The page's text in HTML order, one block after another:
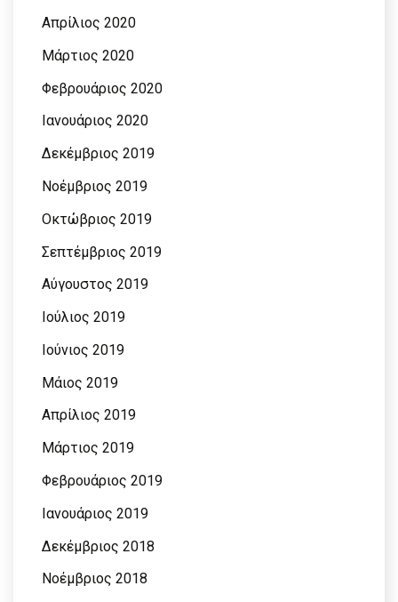
Απρίλιος 2020
Μάρτιος 2020
Φεβρουάριος 2020
Ιανουάριος 2020
Δεκέμβριος 2019
Νοέμβριος 2019
Οκτώβριος 2019
Σεπτέμβριος 2019
Αύγουστος 2019
Ιούλιος 2019
Ιούνιος 2019
Μάιος 2019
Απρίλιος 2019
Μάρτιος 2019
Φεβρουάριος 2019
Ιανουάριος 2019
Δεκέμβριος 2018
Νοέμβριος 2018